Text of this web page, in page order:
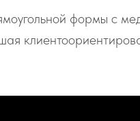
формы с